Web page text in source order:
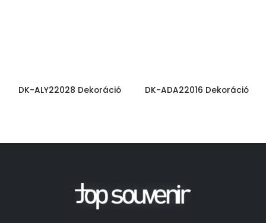
DK-ALY22028 Dekoráció DK-ADA22016 Dekoráció